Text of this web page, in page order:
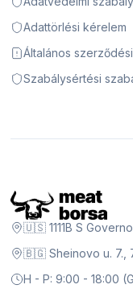
Adattörlési kérelem
Általános
Szabálysértési
🇺🇸 1111B S
🇧🇬 Sheinovo u. 7.,
H - P: 9:00 - 18:00